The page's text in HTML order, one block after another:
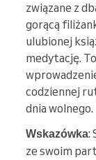
związane z
gorącą
ulubionej
medytację.
codziennej
dnia wolnego.
Wskazówka:
ze swoim